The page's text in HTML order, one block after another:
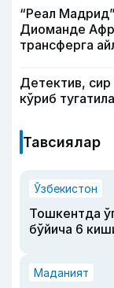
“Реал
Диоманде
трансферга
Детектив, сир
кўриб
Тавсиялар
Ўзбекистон
Тошкентда
бўйича 6
Маданият